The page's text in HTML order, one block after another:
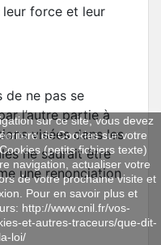
sur ce site, vous devez
de Cookies sur votre
(petits fichiers texte)
navigation, actualiser votre
de votre prochaine visite et
Pour en savoir plus et
http://www.cnil.fr/vos-
et-autres-traceurs/que-dit-
la-loi/
force et leur
de ne pas se
l’autre partie à
visées dans les
ne saurait être
une renonciation